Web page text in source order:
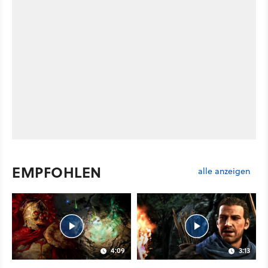
EMPFOHLEN alle anzeigen
4:09 3:13